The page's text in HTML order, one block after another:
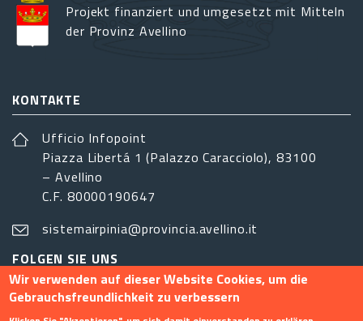
Projekt finanziert und umgesetzt mit Mitteln
der Provinz Avellino
KONTAKTE
Ufficio Infopoint
Piazza Libertá 1 (Palazzo Caracciolo), 83100
– Avellino
C.F. 80000190647
sistemairpinia@provincia.avellino.it
FOLGEN SIE UNS
Wir verwenden auf dieser Website Cookies, um die
Gebrauchsfreundlichkeit zu verbessern